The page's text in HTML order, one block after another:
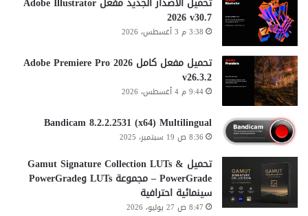
2026 v30.7
3:38 م 3 أغسطس، 2026
تحميل مفعل كامل Adobe Premiere Pro 2026
v26.3.2
9:44 م 4 أغسطس، 2026
Bandicam 8.2.2.2531 (x64) Multilingual
8:36 ص 19 سبتمبر، 2025
تحميل Gamut Signature Collection LUTs &
PowerGrade – مجموعة LUTs وPowerGrade
سينمائية احترافية
8:47 ص 27 يوليو، 2026